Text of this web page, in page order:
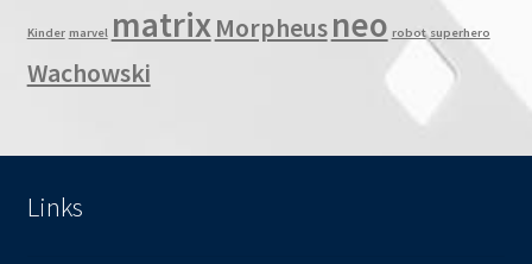
Kinder marvel matrixMorpheusneo robot superhero
Wachowski
Links